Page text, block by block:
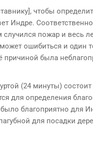
чтобы
Индре.
пожар и весь
ошибиться и
была
(24 минуты)
для определения
благоприятно для
для посадки